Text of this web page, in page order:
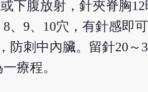
下腹放射，針夾脊胸
、9、10穴，有針感即
防刺中內臟。留針20～
療程。